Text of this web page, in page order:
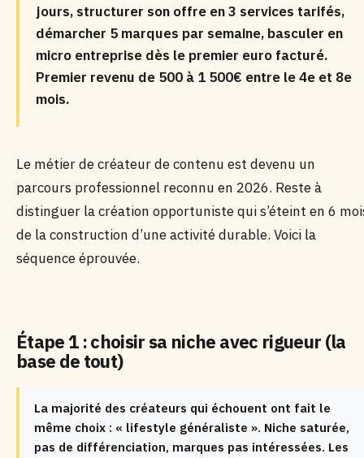
jours, structurer son offre en 3 services tarifés,
démarcher 5 marques par semaine, basculer en
micro entreprise dès le premier euro facturé.
Premier revenu de 500 à 1 500€ entre le 4e et 8e
mois.
Le métier de créateur de contenu est devenu un
parcours professionnel reconnu en 2026. Reste à
distinguer la création opportuniste qui s’éteint en 6
de la construction d’une activité durable. Voici la
séquence éprouvée.
Étape 1 : choisir sa niche avec rigueur (la
base de tout)
La majorité des créateurs qui échouent ont fait le
même choix : « lifestyle généraliste ». Niche saturée,
pas de différenciation, marques pas intéressées. Les